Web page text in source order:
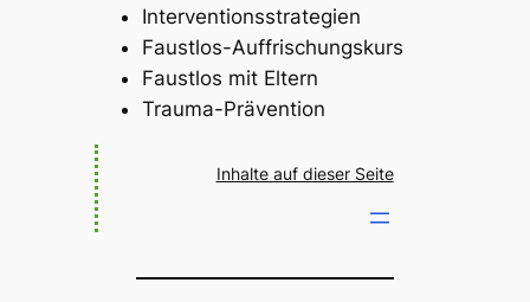
Interventionsstrategien
Faustlos-Auffrischungskurs
Faustlos mit Eltern
Trauma-Prävention
Inhalte auf dieser Seite